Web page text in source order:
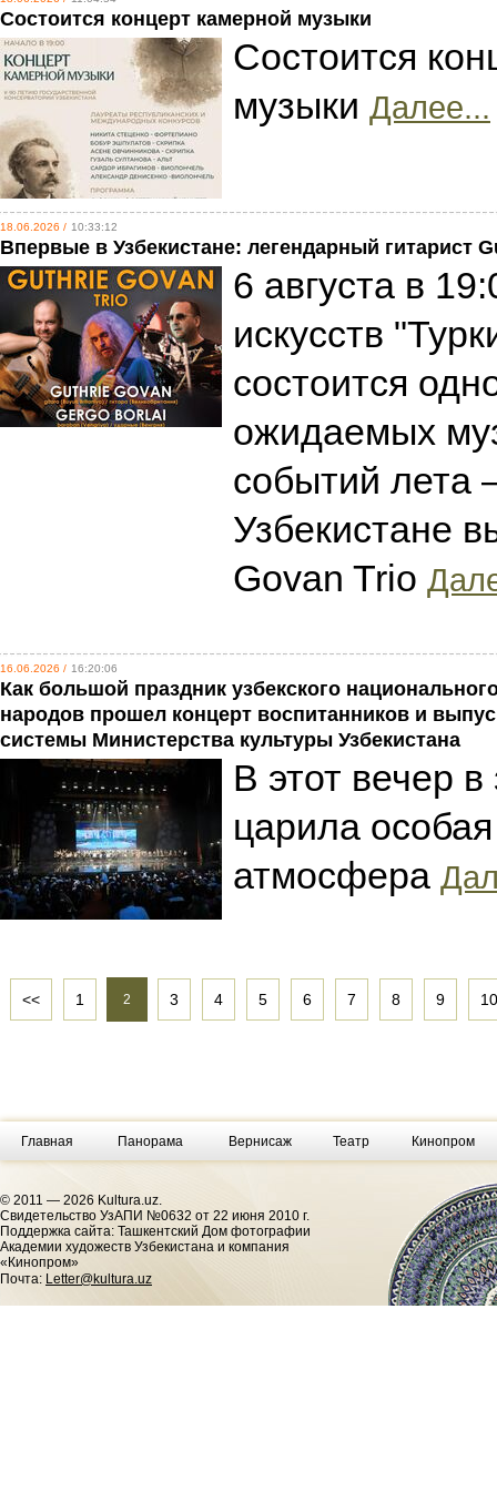
Состоится концерт камерной музыки
Состоится
музыки Далее...
18.06.2026 / 10:33:12
Впервые в Узбекистане: легендарный гитарист
6 августа в
искусств
состоится
ожидаемых
событий лета
Узбекистане
Govan Trio
16.06.2026 / 16:20:06
Как большой праздник узбекского
народов прошел концерт воспитанников и
системы Министерства культуры Узбекистана
В этот вечер
царила
атмосфера
<< 1 2 3 4 5 6 7 8 9 10
Главная Панорама Вернисаж Театр Кинопром
© 2011 — 2026 Kultura.uz.
Cвидетельство УзАПИ №0632 от 22 июня 2010 г.
Поддержка сайта: Ташкентский Дом фотографии
Академии художеств Узбекистана и компания
«Кинопром»
Почта: Letter@kultura.uz